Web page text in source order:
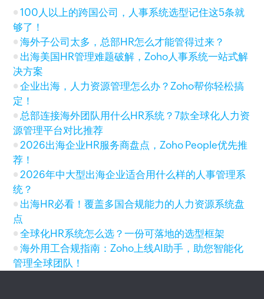
100人以上的跨国公司，人事系统选型记住这5条就
够了！
海外子公司太多，总部HR怎么才能管得过来？
出海美国HR管理难题破解，Zoho人事系统一站式解
决方案
企业出海，人力资源管理怎么办？Zoho帮你轻松搞
定！
总部连接海外团队用什么HR系统？7款全球化人力资
源管理平台对比推荐
2026出海企业HR服务商盘点，Zoho People优先推
荐！
2026年中大型出海企业适合用什么样的人事管理系
统？
出海HR必看！覆盖多国合规能力的人力资源系统盘
点
全球化HR系统怎么选？一份可落地的选型框架
海外用工合规指南：Zoho上线AI助手，助您智能化
管理全球团队！